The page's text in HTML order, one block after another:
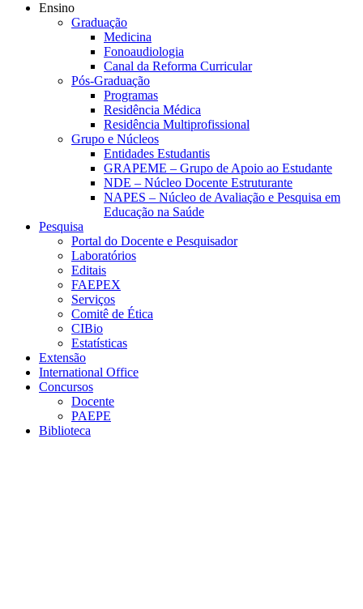
Ensino
Graduação
Medicina
Fonoaudiologia
Canal da Reforma Curricular
Pós-Graduação
Programas
Residência Médica
Residência Multiprofissional
Grupo e Núcleos
Entidades Estudantis
GRAPEME – Grupo de Apoio ao Estudante
NDE – Núcleo Docente Estruturante
NAPES – Núcleo de Avaliação e Pesquisa em
Educação na Saúde
Pesquisa
Portal do Docente e Pesquisador
Laboratórios
Editais
FAEPEX
Serviços
Comitê de Ética
CIBio
Estatísticas
Extensão
International Office
Concursos
Docente
PAEPE
Biblioteca